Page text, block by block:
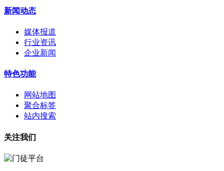
新闻动态
媒体报道
行业资讯
企业新闻
特色功能
网站地图
聚合标签
站内搜索
关注我们